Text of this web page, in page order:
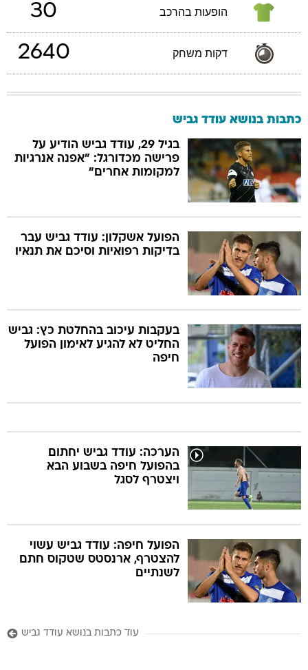
הופעות בהרכב 30
דקות משחק 2640
כתבות בנושא עודד גביש
בגיל 29, עודד גביש הודיע על
פרישה מכדורגל: "אפנה אנרגיות
למקומות אחרים"
הפועל אשקלון: עודד גביש עבר
בדיקות רפואיות וסיכם את תנאיו
בעקבות עיכוב בהחלטת כץ: גביש
החליט לא להגיע לאימון הפועל
חיפה
הערכה: עודד גביש יחתום
בהפועל חיפה בשבוע הבא
ויצטרף לסגל
הפועל חיפה: עודד גביש עשוי
להצטרף, ארנסטס שטקוס חתם
לשנתיים
עוד כתבות בנושא עודד גביש